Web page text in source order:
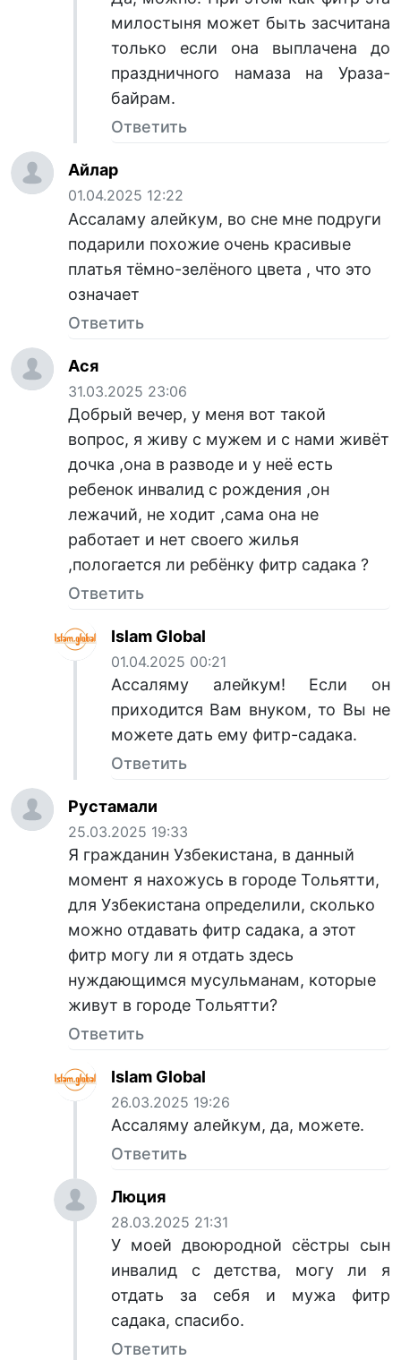
милостыня может быть засчитана
только если она выплачена до
праздничного намаза на Ураза-
байрам.
Ответить
Айлар
01.04.2025 12:22
Aссаламу алейкум, во сне мне подруги
подарили похожие очень красивые
платья тёмно-зелёного цвета , что это
означает
Ответить
Ася
31.03.2025 23:06
Добрый вечер, у меня вот такой
вопрос, я живу с мужем и с нами живёт
дочка ,она в разводе и у неё есть
ребенок инвалид с рождения ,он
лежачий, не ходит ,сама она не
работает и нет своего жилья
,пологается ли ребёнку фитр садака ?
Ответить
Islam Global
01.04.2025 00:21
Ассаляму алейкум! Если он
приходится Вам внуком, то Вы не
можете дать ему фитр-садака.
Ответить
Рустамали
25.03.2025 19:33
Я гражданин Узбекистана, в данный
момент я нахожусь в городе Тольятти,
для Узбекистана определили, сколько
можно отдавать фитр садака, а этот
фитр могу ли я отдать здесь
нуждающимся мусульманам, которые
живут в городе Тольятти?
Ответить
Islam Global
26.03.2025 19:26
Ассаляму алейкум, да, можете.
Ответить
Люция
28.03.2025 21:31
У моей двоюродной сёстры сын
инвалид с детства, могу ли я
отдать за себя и мужа фитр
садака, спасибо.
Ответить